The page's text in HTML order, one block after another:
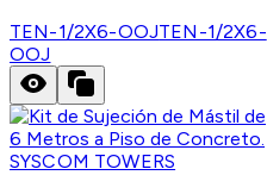
TEN-1/2X6-OOJTEN-1/2X6-
OOJ
SYSCOM TOWERS